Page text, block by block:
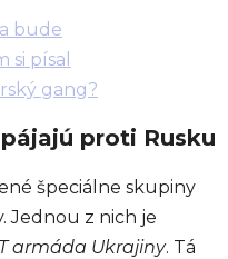
bude
si písal
gang?
proti Rusku
špeciálne skupiny
Jednou z nich je
armáda Ukrajiny. Tá